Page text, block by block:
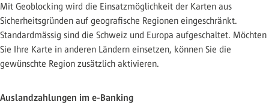
Mit Geoblocking wird die Einsatzmöglichkeit der Karten aus
Sicherheitsgründen auf geografische Regionen eingeschränkt.
Standardmässig sind die Schweiz und Europa aufgeschaltet. Möchten
Sie Ihre Karte in anderen Ländern einsetzen, können Sie die
gewünschte Region zusätzlich aktivieren.
Auslandzahlungen im e-Banking